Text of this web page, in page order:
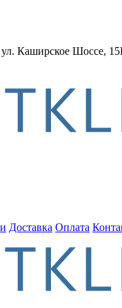
Каширское Шоссе,
Доставка Оплата